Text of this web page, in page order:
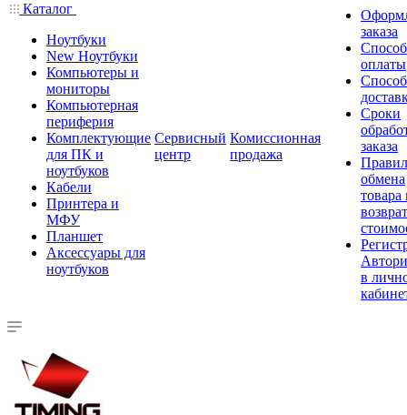
Каталог
Ноутбуки
New Ноутбуки
Компьютеры и
мониторы
Компьютерная
периферия
Комплектующие
для ПК и
ноутбуков
Кабели
Принтера и
МФУ
Планшет
Аксессуары для
ноутбуков
Сервисный
центр
Комиссионная
продажа
заказа
оплаты
Сроки
заказа
обмена
товара
в